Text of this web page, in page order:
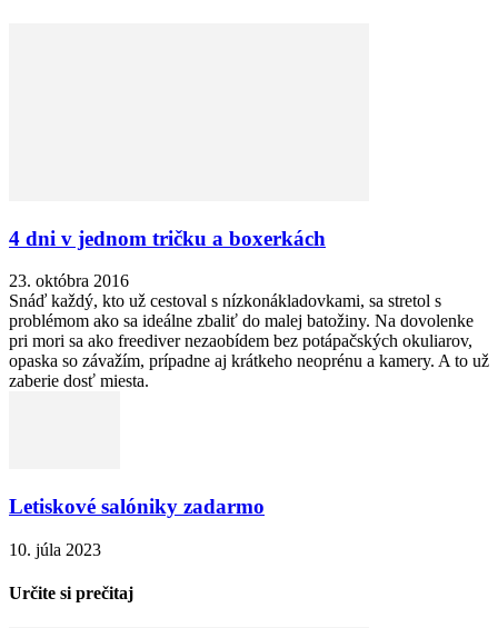
4 dni v jednom tričku a boxerkách
23. októbra 2016
Snáď každý, kto už cestoval s nízkonákladovkami, sa stretol s
problémom ako sa ideálne zbaliť do malej batožiny. Na dovolenke
pri mori sa ako freediver nezaobídem bez potápačských okuliarov,
opaska so závažím, prípadne aj krátkeho neoprénu a kamery. A to už
zaberie dosť miesta.
Letiskové salóniky zadarmo
10. júla 2023
Určite si prečitaj